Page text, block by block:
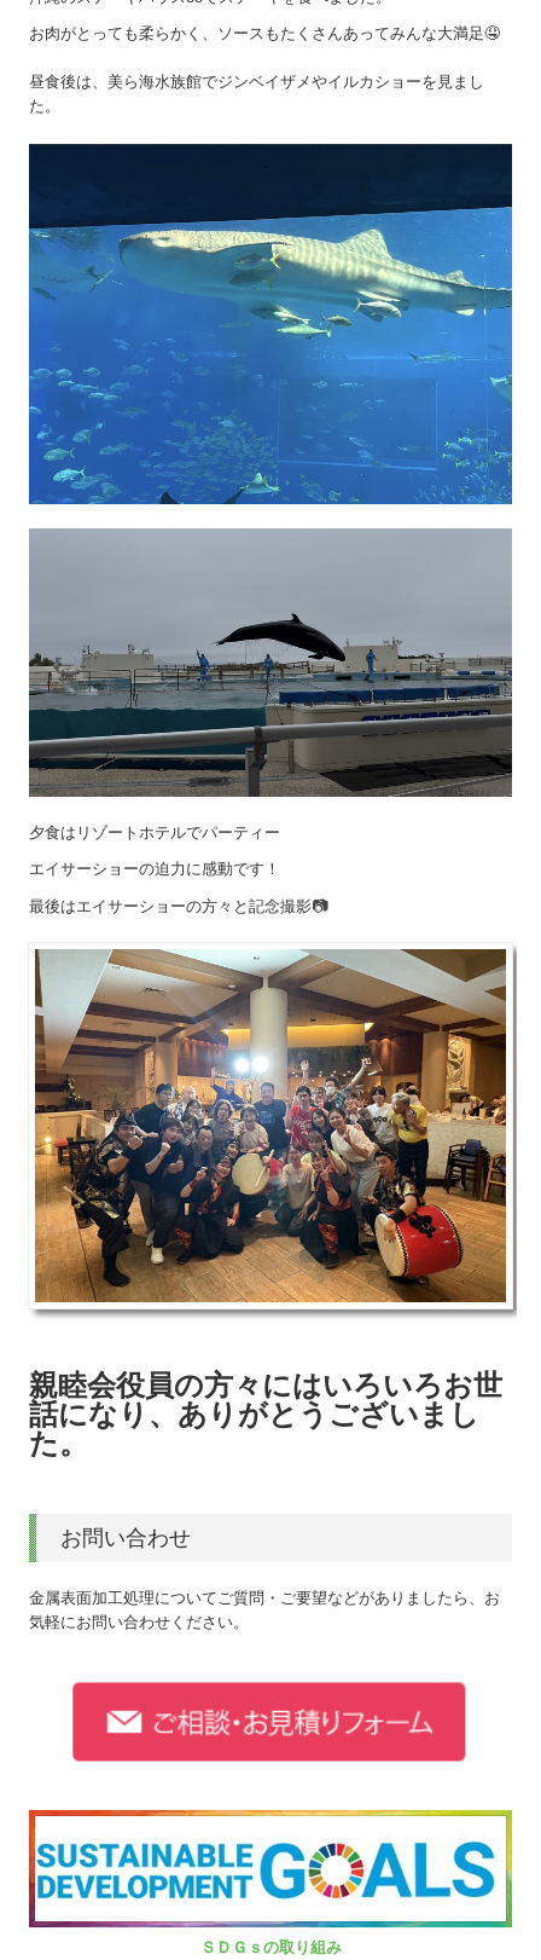
お肉がとっても柔らかく、ソースもたくさんあってみんな大満足🤤
昼食後は、美ら海水族館でジンベイザメやイルカショーを見まし
た。
夕食はリゾートホテルでパーティー
エイサーショーの迫力に感動です！
最後はエイサーショーの方々と記念撮影📷
親睦会役員の方々にはいろいろお世
話になり、ありがとうございまし
た。
お問い合わせ
金属表面加工処理についてご質問・ご要望などがありましたら、お
気軽にお問い合わせください。
ＳＤＧｓの取り組み